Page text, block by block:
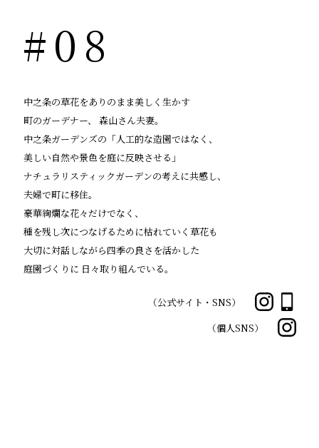
#08
中之条の草花をありのまま美しく生かす
町のガーデナー、
森山さん夫妻。
中之条ガーデンズの「人工的な造園ではなく、
美しい自然や景色を庭に反映させる」
ナチュラリスティックガーデンの考えに共感し、
夫婦で町に移住。
豪華絢爛な花々だけでなく、
種を残し次につなげるために枯れていく草花も
大切に対話しながら四季の良さを活かした
庭園づくりに 日々取り組んでいる。
（公式サイト・SNS）
（個人SNS）